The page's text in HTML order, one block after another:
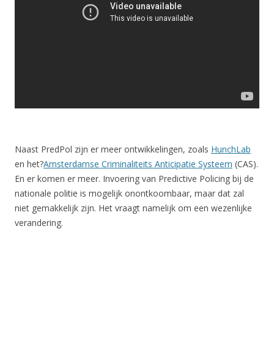
Naast PredPol zijn er meer ontwikkelingen, zoals HunchLab
en het?Amsterdamse Criminaliteits Anticipatie Systeem (CAS).
En er komen er meer. Invoering van Predictive Policing bij de
nationale politie is mogelijk onontkoombaar, maar dat zal
niet gemakkelijk zijn. Het vraagt namelijk om een wezenlijke
verandering.